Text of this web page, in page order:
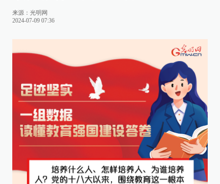
来源： 光明网
2024-07-09 07:36